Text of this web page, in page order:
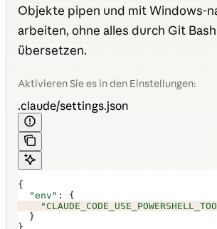
Objekte pipen und mit Windows-
arbeiten, ohne alles durch Git
übersetzen.
Aktivieren Sie es in den Einstellungen:
.claude/settings.json
{
  "env"
: {
  }